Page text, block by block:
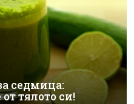
седмица:
тялото си!